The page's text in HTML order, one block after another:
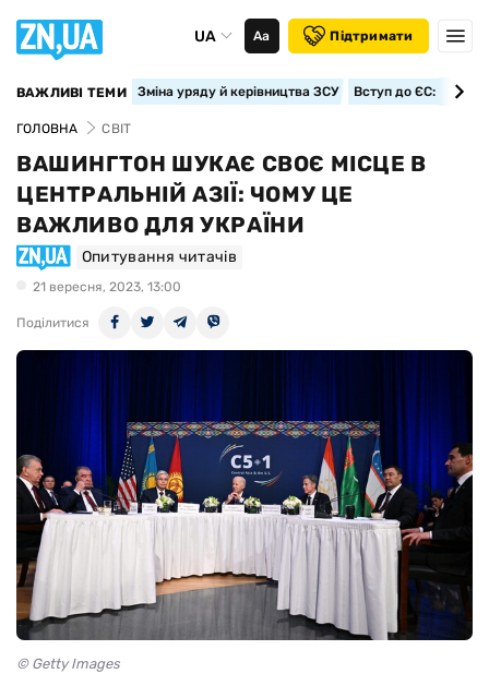
UA Аа Підтримати
ВАЖЛИВІ ТЕМИ Зміна уряду й керівництва ЗСУ Вступ до ЄС:
ГОЛОВНА СВІТ
ВАШИНГТОН ШУКАЄ СВОЄ МІСЦЕ В
ЦЕНТРАЛЬНІЙ АЗІЇ: ЧОМУ ЦЕ
ВАЖЛИВО ДЛЯ УКРАЇНИ
Опитування читачів
21 вересня, 2023, 13:00
Поділитися
© Getty Images